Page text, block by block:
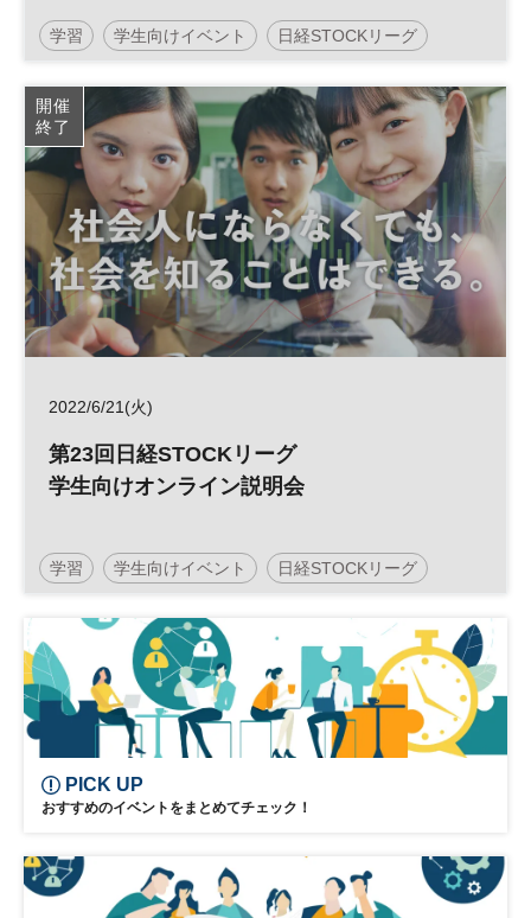
学習 学生向けイベント 日経STOCKリーグ
Z世代 中学生 金融 経済 株式投資 教育
大学生 高校生 コンテスト 学生向け
参加無料 土日祝開催
開催
終了
2022/6/21(火)
第23回日経STOCKリーグ
学生向けオンライン説明会
学習 学生向けイベント 日経STOCKリーグ
Z世代 中学生 金融 株式投資
大学生 高校生 コンテスト 学生向け
参加無料
PICK UP
おすすめのイベントをまとめてチェック！